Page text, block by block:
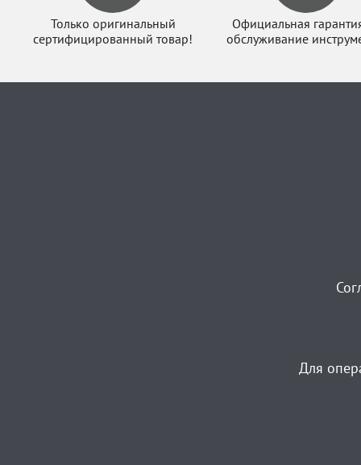
Только оригинальный
сертифицированный товар!
Официальная
обслуживание
Для